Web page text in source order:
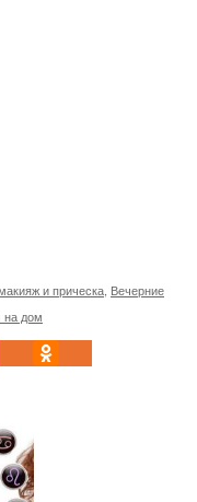
и прическа Вечерние
на дом